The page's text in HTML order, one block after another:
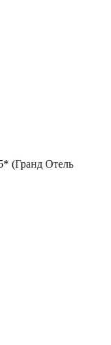
(Гранд Отель